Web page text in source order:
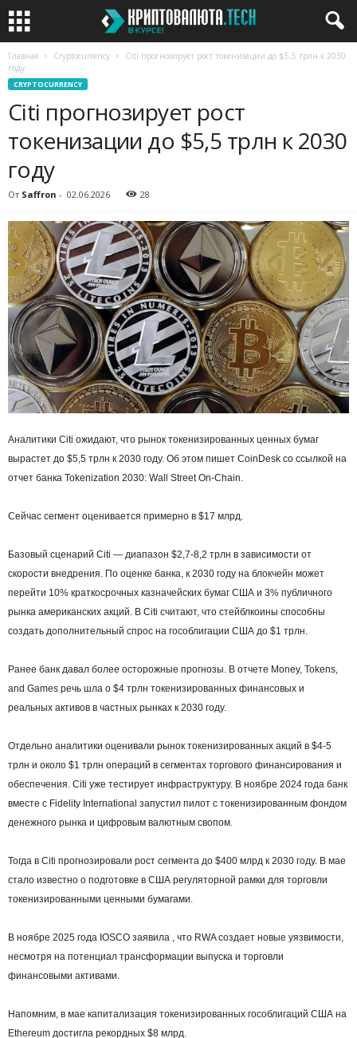
Главная Cryptocurrency
Citi прогнозирует рост токенизации до $5,5 трлн к 2030
году
CRYPTOCURRENCY
Citi прогнозирует рост
токенизации до $5,5 трлн к 2030
году
От Saffron - 02.06.2026 28
Аналитики Citi ожидают, что рынок токенизированных ценных бумаг
вырастет до $5,5 трлн к 2030 году. Об этом пишет CoinDesk со ссылкой на
отчет банка Tokenization 2030: Wall Street On-Chain.
Сейчас сегмент оценивается примерно в $17 млрд.
Базовый сценарий Citi — диапазон $2,7-8,2 трлн в зависимости от
скорости внедрения. По оценке банка, к 2030 году на блокчейн может
перейти 10% краткосрочных казначейских бумаг США и 3% публичного
рынка американских акций. В Citi считают, что стейблкоины способны
создать дополнительный спрос на гособлигации США до $1 трлн.
Ранее банк давал более осторожные прогнозы. В отчете Money, Tokens,
and Games речь шла о $4 трлн токенизированных финансовых и
реальных активов в частных рынках к 2030 году.
Отдельно аналитики оценивали рынок токенизированных акций в $4-5
трлн и около $1 трлн операций в сегментах торгового финансирования и
обеспечения. Citi уже тестирует инфраструктуру. В ноябре 2024 года банк
вместе с Fidelity International запустил пилот с токенизированным фондом
денежного рынка и цифровым валютным свопом.
Тогда в Citi прогнозировали рост сегмента до $400 млрд к 2030 году. В мае
стало известно о подготовке в США регуляторной рамки для торговли
токенизированными ценными бумагами.
В ноябре 2025 года IOSCO заявила , что RWA создает новые уязвимости,
несмотря на потенциал трансформации выпуска и торговли
финансовыми активами.
Напомним, в мае капитализация токенизированных гособлигаций США на
Ethereum достигла рекордных $8 млрд.